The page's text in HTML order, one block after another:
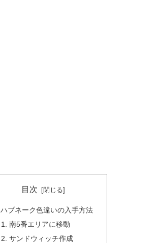
目次
ハブネーク色違いの入手方法
南5番エリアに移動
サンドウィッチ作成